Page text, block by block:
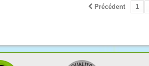
Précédent 1